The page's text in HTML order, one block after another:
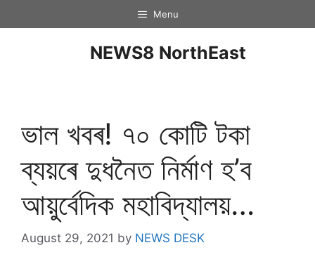
Menu
NEWS8 NorthEast
ভাল খবৰ! ৭০ কোটি টকা
ব্যয়ৰে দুধনৈত নিৰ্মাণ হ’ব
আয়ুৰ্বেদিক মহাবিদ্যালয়…
August 29, 2021 by NEWS DESK